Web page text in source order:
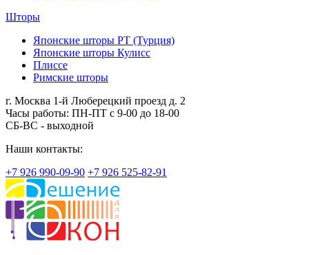
Шторы
Японские шторы РТ (Турция)
Японские шторы Кулисс
Плиссе
Римские шторы
г. Москва 1-й Люберецкий проезд д. 2
Часы работы: ПН-ПТ с 9-00 до 18-00
СБ-ВС - выходной
Наши контакты:
+7 926 990-09-90 +7 926 525-82-91